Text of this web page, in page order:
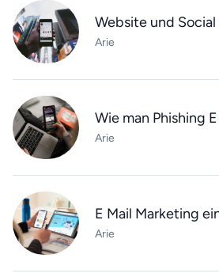
Website und
Arie
Wie man Phishing
Arie
E Mail Marketing
Arie